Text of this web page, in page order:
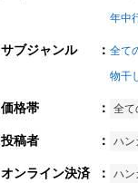
年中
サブジャンル ： 全て
物干
価格帯 ： 全て
投稿者 ： ハン
オンライン決済 ： ハン